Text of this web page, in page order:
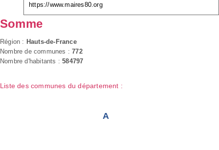
https://www.maires80.org
Somme
Région : Hauts-de-France
Nombre de communes :772
Nombre d'habitants :584797
Liste des communes du département :
A